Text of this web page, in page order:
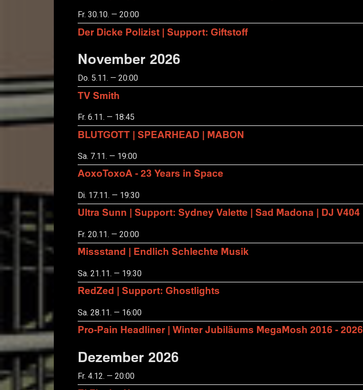
Fr. 30.10. — 20:00
Der Dicke Polizist | Support: Giftstoff
November 2026
Do. 5.11. — 20:00
TV Smith
Fr. 6.11. — 18:45
BLUTGOTT | SPEARHEAD | MABON
Sa. 7.11. — 19:00
AoxoToxoA - 23 Years in Space
Di. 17.11. — 19:30
Ultra Sunn | Support: Sydney Valette | Sad Madona | DJ V404
Fr. 20.11. — 20:00
Missstand | Endlich Schlechte Musik
Sa. 21.11. — 19:30
RedZed | Support: Ghostlights
Sa. 28.11. — 16:00
Pro-Pain Headliner | Winter Jubiläums MegaMosh 2016 - 2026
Dezember 2026
Fr. 4.12. — 20:00